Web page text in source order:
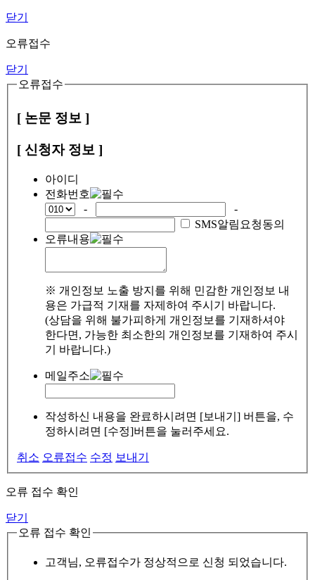
닫기
오류접수
닫기
오류접수
[ 논문 정보 ]
[ 신청자 정보 ]
아이디
전화번호
-
-
SMS알림요청동의
오류내용
※ 개인정보 노출 방지를 위해 민감한 개인정보 내
용은 가급적 기재를 자제하여 주시기 바랍니다.
(상담을 위해 불가피하게 개인정보를 기재하셔야
한다면, 가능한 최소한의 개인정보를 기재하여 주시
기 바랍니다.)
메일주소
작성하신 내용을 완료하시려면 [보내기] 버튼을, 수
정하시려면 [수정]버튼을 눌러주세요.
취소 오류접수 수정 보내기
오류 접수 확인
닫기
오류 접수 확인
고객님, 오류접수가 정상적으로 신청 되었습니다.